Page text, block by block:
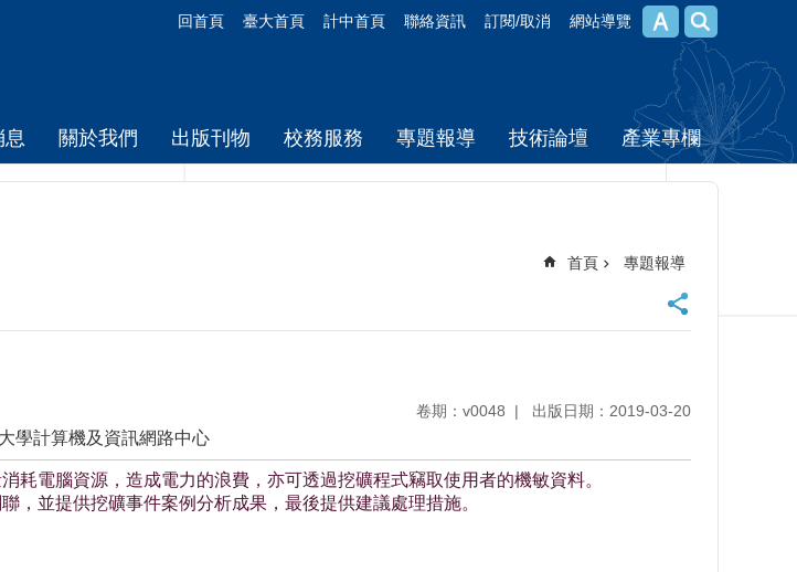
回首頁 臺大首頁 計中首頁 聯絡資訊 訂閱/取消 網站導覽
息 關於我們 出版刊物 校務服務 專題報導 技術論壇 產業專欄
首頁 專題報導
卷期：v0048 出版日期：2019-03-20
學計算機及資訊網路中心
電腦資源，造成電力的浪費，亦可透過挖礦程式竊取使用者的機敏資料。
，並提供挖礦事件案例分析成果，最後提供建議處理措施。